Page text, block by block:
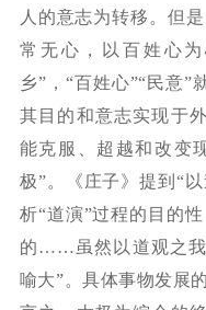
人的意志为转移。但
常无心，以百姓心
乡”，“百姓心”“民意
其目的和意志实现于
能克服、超越和改变
极”。《庄子》提到“
析“道演”过程的目的
的……虽然以道观之我
喻大”。具体事物发展